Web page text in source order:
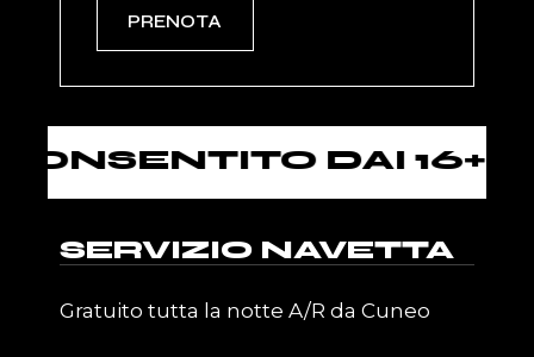
PRENOTA
DAI 16+
SERVIZIO NAVETTA
Gratuito tutta la notte A/R da Cuneo